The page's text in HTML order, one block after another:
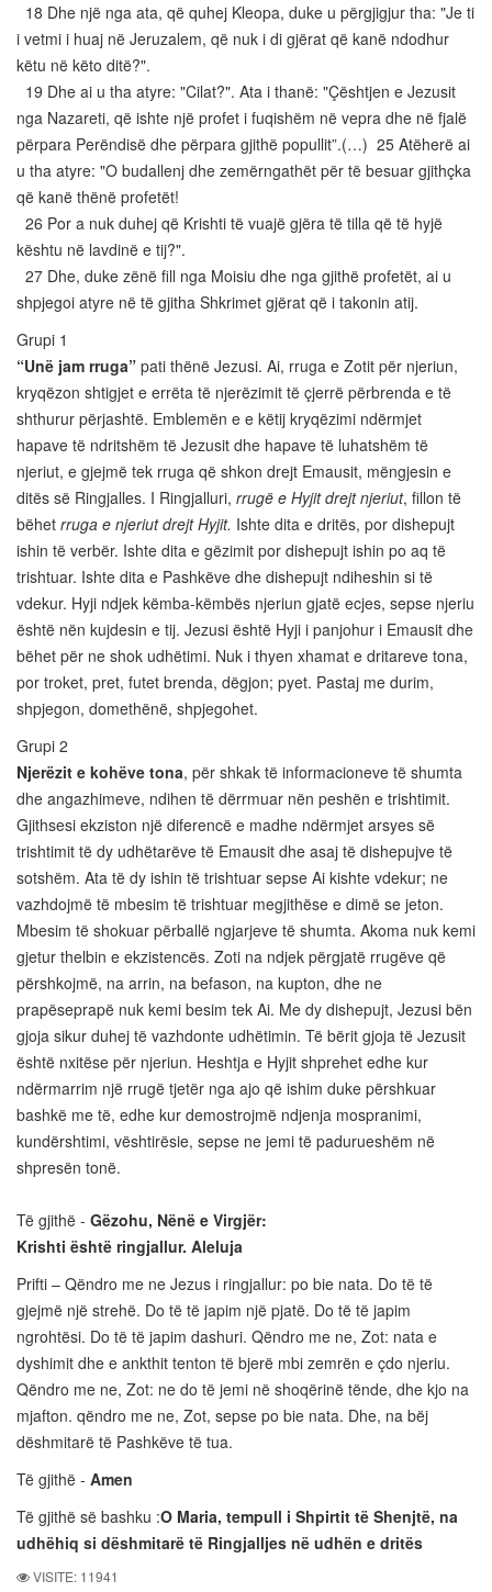
18 Dhe një nga ata, që quhej Kleopa, duke u përgjigjur tha: "Je ti
i vetmi i huaj në Jeruzalem, që nuk i di gjërat që kanë ndodhur
këtu në këto ditë?".
19 Dhe ai u tha atyre: "Cilat?". Ata i thanë: "Çështjen e Jezusit
nga Nazareti, që ishte një profet i fuqishëm në vepra dhe në fjalë
përpara Perëndisë dhe përpara gjithë popullit”.(…) 25 Atëherë ai
u tha atyre: "O budallenj dhe zemërngathët për të besuar gjithçka
që kanë thënë profetët!
26 Por a nuk duhej që Krishti të vuajë gjëra të tilla që të hyjë
kështu në lavdinë e tij?".
27 Dhe, duke zënë fill nga Moisiu dhe nga gjithë profetët, ai u
shpjegoi atyre në të gjitha Shkrimet gjërat që i takonin atij.
Grupi 1
“Unë jam rruga” pati thënë Jezusi. Ai, rruga e Zotit për njeriun,
kryqëzon shtigjet e errëta të njerëzimit të çjerrë përbrenda e të
shthurur përjashtë. Emblemën e e këtij kryqëzimi ndërmjet
hapave të ndritshëm të Jezusit dhe hapave të luhatshëm të
njeriut, e gjejmë tek rruga që shkon drejt Emausit, mëngjesin e
ditës së Ringjalles. I Ringjalluri, rrugë e Hyjit drejt njeriut, fillon të
bëhet rruga e njeriut drejt Hyjit. Ishte dita e dritës, por dishepujt
ishin të verbër. Ishte dita e gëzimit por dishepujt ishin po aq të
trishtuar. Ishte dita e Pashkëve dhe dishepujt ndiheshin si të
vdekur. Hyji ndjek këmba-këmbës njeriun gjatë ecjes, sepse njeriu
është nën kujdesin e tij. Jezusi është Hyji i panjohur i Emausit dhe
bëhet për ne shok udhëtimi. Nuk i thyen xhamat e dritareve tona,
por troket, pret, futet brenda, dëgjon; pyet. Pastaj me durim,
shpjegon, domethënë, shpjegohet.
Grupi 2
Njerëzit e kohëve tona, për shkak të informacioneve të shumta
dhe angazhimeve, ndihen të dërrmuar nën peshën e trishtimit.
Gjithsesi ekziston një diferencë e madhe ndërmjet arsyes së
trishtimit të dy udhëtarëve të Emausit dhe asaj të dishepujve të
sotshëm. Ata të dy ishin të trishtuar sepse Ai kishte vdekur; ne
vazhdojmë të mbesim të trishtuar megjithëse e dimë se jeton.
Mbesim të shokuar përballë ngjarjeve të shumta. Akoma nuk kemi
gjetur thelbin e ekzistencës. Zoti na ndjek përgjatë rrugëve që
përshkojmë, na arrin, na befason, na kupton, dhe ne
prapëseprapë nuk kemi besim tek Ai. Me dy dishepujt, Jezusi bën
gjoja sikur duhej të vazhdonte udhëtimin. Të bërit gjoja të Jezusit
është nxitëse për njeriun. Heshtja e Hyjit shprehet edhe kur
ndërmarrim një rrugë tjetër nga ajo që ishim duke përshkuar
bashkë me të, edhe kur demostrojmë ndjenja mospranimi,
kundërshtimi, vështirësie, sepse ne jemi të padurueshëm në
shpresën tonë.
Të gjithë - Gëzohu, Nënë e Virgjër:
Krishti është ringjallur. Aleluja
Prifti – Qëndro me ne Jezus i ringjallur: po bie nata. Do të të
gjejmë një strehë. Do të të japim një pjatë. Do të të japim
ngrohtësi. Do të të japim dashuri. Qëndro me ne, Zot: nata e
dyshimit dhe e ankthit tenton të bjerë mbi zemrën e çdo njeriu.
Qëndro me ne, Zot: ne do të jemi në shoqërinë tënde, dhe kjo na
mjafton. qëndro me ne, Zot, sepse po bie nata. Dhe, na bëj
dëshmitarë të Pashkëve të tua.
Të gjithë - Amen
Të gjithë së bashku :O Maria, tempull i Shpirtit të Shenjtë, na
udhëhiq si dëshmitarë të Ringjalljes në udhën e dritës
VISITE: 11941